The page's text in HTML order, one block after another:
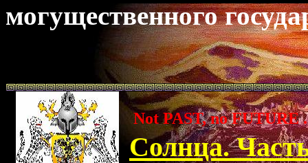
могущественного
Not PAST, no FUTURE
Солнца.